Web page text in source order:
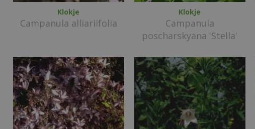
Klokje
Campanula alliariifolia
Klokje
Campanula
poscharskyana 'Stella'